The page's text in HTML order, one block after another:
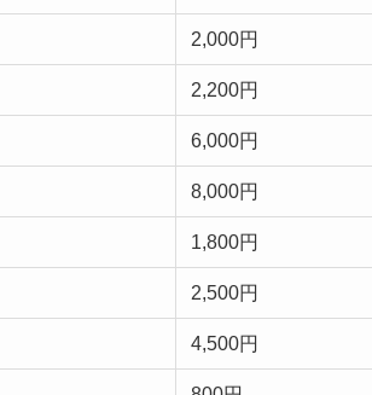
2,000円
2,200円
6,000円
8,000円
1,800円
2,500円
4,500円